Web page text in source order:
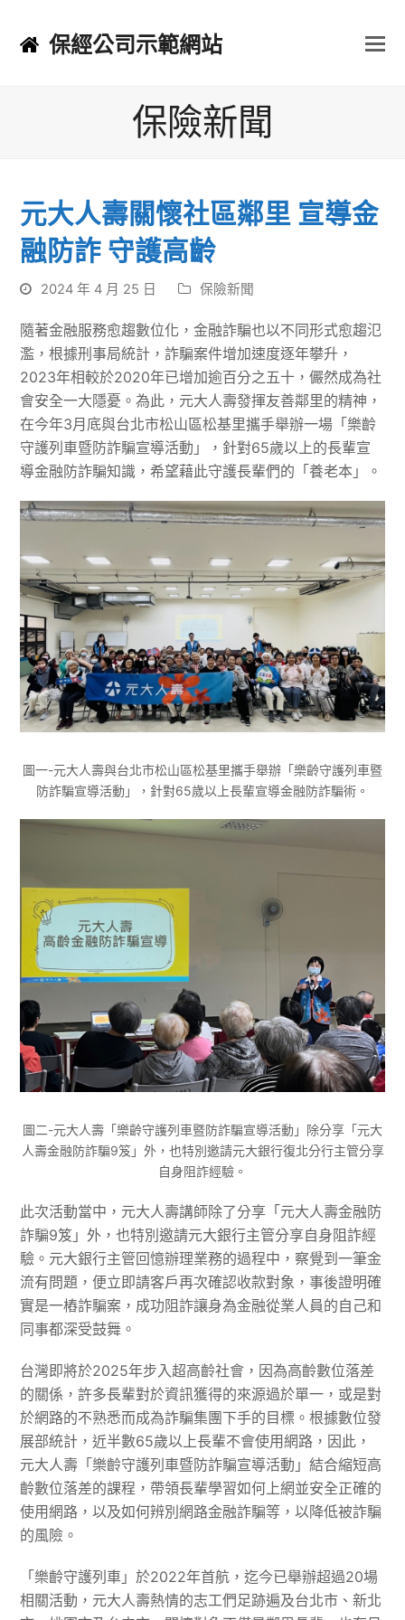
保經公司示範網站
保險新聞
元大人壽關懷社區鄰里 宣導金
融防詐 守護高齡
2024 年 4 月 25 日 保險新聞
隨著金融服務愈趨數位化，金融詐騙也以不同形式愈趨氾
濫，根據刑事局統計，詐騙案件增加速度逐年攀升，
2023年相較於2020年已增加逾百分之五十，儼然成為社
會安全一大隱憂。為此，元大人壽發揮友善鄰里的精神，
在今年3月底與台北市松山區松基里攜手舉辦一場「樂齡
守護列車暨防詐騙宣導活動」，針對65歲以上的長輩宣
導金融防詐騙知識，希望藉此守護長輩們的「養老本」。
圖一-元大人壽與台北市松山區松基里攜手舉辦「樂齡守護列車暨
防詐騙宣導活動」，針對65歲以上長輩宣導金融防詐騙術。
圖二-元大人壽「樂齡守護列車暨防詐騙宣導活動」除分享「元大
人壽金融防詐騙9笈」外，也特別邀請元大銀行復北分行主管分享
自身阻詐經驗。
此次活動當中，元大人壽講師除了分享「元大人壽金融防
詐騙9笈」外，也特別邀請元大銀行主管分享自身阻詐經
驗。元大銀行主管回憶辦理業務的過程中，察覺到一筆金
流有問題，便立即請客戶再次確認收款對象，事後證明確
實是一樁詐騙案，成功阻詐讓身為金融從業人員的自己和
同事都深受鼓舞。
台灣即將於2025年步入超高齡社會，因為高齡數位落差
的關係，許多長輩對於資訊獲得的來源過於單一，或是對
於網路的不熟悉而成為詐騙集團下手的目標。根據數位發
展部統計，近半數65歲以上長輩不會使用網路，因此，
元大人壽「樂齡守護列車暨防詐騙宣導活動」結合縮短高
齡數位落差的課程，帶領長輩學習如何上網並安全正確的
使用網路，以及如何辨別網路金融詐騙等，以降低被詐騙
的風險。
「樂齡守護列車」於2022年首航，迄今已舉辦超過20場
相關活動，元大人壽熱情的志工們足跡遍及台北市、新北